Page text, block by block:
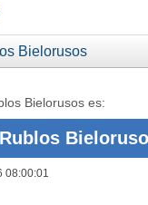
Bielorusos
Bielorusos es:
08:00:01